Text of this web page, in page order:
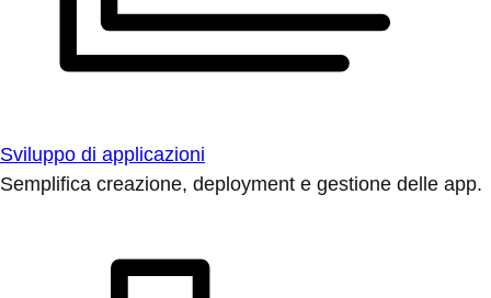
Sviluppo di applicazioni
Semplifica creazione, deployment e gestione delle app.